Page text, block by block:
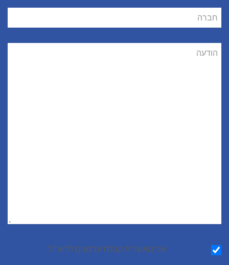
הודעה
אני מאשר∕ת קבלת עדכונים לדוא״ל